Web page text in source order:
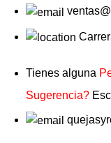
Tienes alguna
Sugerencia?